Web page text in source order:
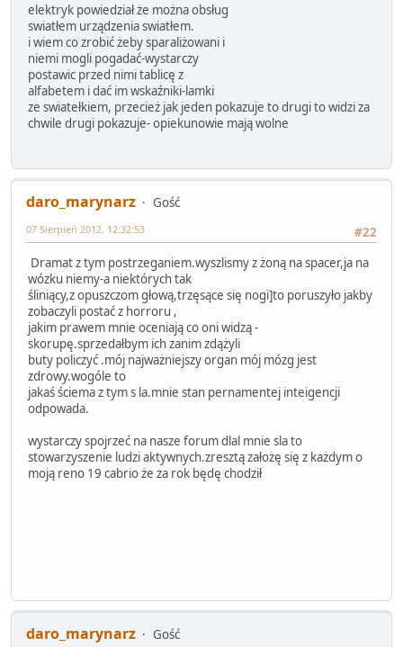
elektryk powiedział że można obsług
swiatłem urządzenia swiatłem.
i wiem co zrobić żeby sparaliżowani i
niemi mogli pogadać-wystarczy
postawic przed nimi tablicę z
alfabetem i dać im wskaźniki-lamki
ze swiatełkiem, przecież jak jeden pokazuje to drugi to widzi za
chwile drugi pokazuje- opiekunowie mają wolne
daro_marynarz
Gość
#22
07 Sierpień 2012, 12:32:53
Dramat z tym postrzeganiem.wyszlismy z żoną na spacer,ja na
wózku niemy-a niektórych tak
śliniący,z opuszczom głową,trzęsące się nogi]to poruszyło jakby
zobaczyli postać z horroru ,
jakim prawem mnie oceniają co oni widzą -
skorupę.sprzedałbym ich zanim zdążyli
buty policzyć .mój najważniejszy organ mój mózg jest
zdrowy.wogóle to
jakaś ściema z tym s la.mnie stan pernamentej inteigencji
odpowada.
wystarczy spojrzeć na nasze forum dlal mnie sla to
stowarzyszenie ludzi aktywnych.zresztą założę się z każdym o
moją reno 19 cabrio że za rok będę chodził
daro_marynarz Gość